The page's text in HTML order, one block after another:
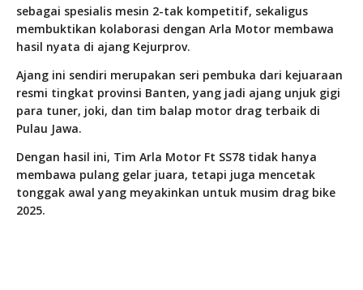
sebagai spesialis mesin 2-tak kompetitif, sekaligus
membuktikan kolaborasi dengan Arla Motor membawa
hasil nyata di ajang Kejurprov.
Ajang ini sendiri merupakan seri pembuka dari kejuaraan
resmi tingkat provinsi Banten, yang jadi ajang unjuk gigi
para tuner, joki, dan tim balap motor drag terbaik di
Pulau Jawa.
Dengan hasil ini, Tim Arla Motor Ft SS78 tidak hanya
membawa pulang gelar juara, tetapi juga mencetak
tonggak awal yang meyakinkan untuk musim drag bike
2025.